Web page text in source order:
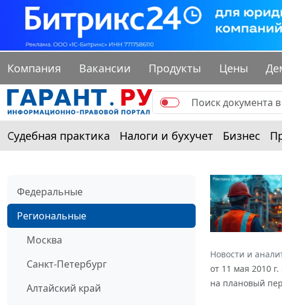
Компания Вакансии Продукты Цены
Судебная практика Налоги и бухучет Бизнес
Федеральные
Региональные
Москва
Санкт-Петербург
Алтайский край
Новости и
от 11 мая 2010
на плановый